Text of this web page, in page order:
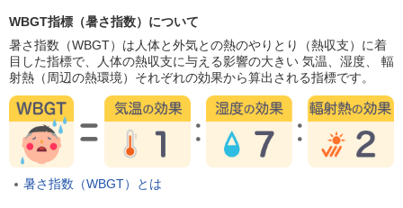
WBGT指標（暑さ指数）について
暑さ指数（WBGT）は人体と外気との熱のやりとり（熱収支）に着
目した指標で、人体の熱収支に与える影響の大きい 気温、湿度、 輻
射熱（周辺の熱環境）それぞれの効果から算出される指標です。
暑さ指数（WBGT）とは